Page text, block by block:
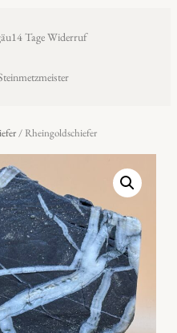
14 Tage Widerruf
/ Rheingoldschiefer